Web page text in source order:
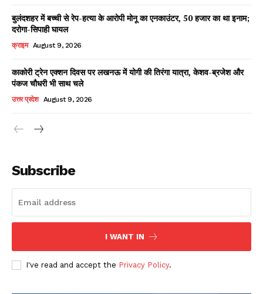
Facebook
X WhatsApp
Share
Read Latest News on AIN
बुलंदशहर में बच्ची से रेप-हत्या के आरोपी मोनू का एनकाउंटर, 50 हजार का था इनाम;
दरोगा-सिपाही घायल
क्राइम August 9, 2026
काकोरी ट्रेन एक्शन दिवस पर लखनऊ में योगी की तिरंगा यात्रा, केशव-ब्रजेश और
पंकज चौधरी भी साथ चले
उत्तर प्रदेश August 9, 2026
Subscribe
I WANT IN
I've read and accept the Privacy Policy.